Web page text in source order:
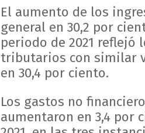
El aumento de los
general en 30,2 por
periodo de 2021 reflejó
tributarios con similar
en 30,4 por ciento.
Los gastos no
aumentaron en 3,4 por